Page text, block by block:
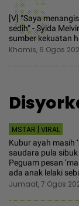
[V] “Saya
sedih“ - Syida
sumber kekuatan
Khamis, 6 Ogos
MSTAR | VIRAL
Kubur ayah masih
saudara pula
Peguam pesan
ada anak lelaki
Jumaat, 7 Ogos